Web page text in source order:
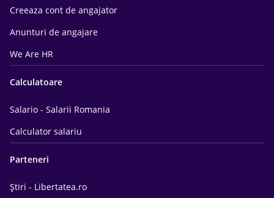
Creeaza cont de angajator
Anunturi de angajare
We Are HR
Calculatoare
Salario - Salarii Romania
Calculator salariu
Parteneri
Știri - Libertatea.ro